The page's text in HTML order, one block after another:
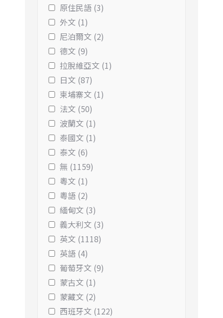
原住民語 (3)
外文 (1)
尼泊爾文 (2)
德文 (9)
拉脫維亞文 (1)
日文 (87)
柬埔寨文 (1)
法文 (50)
波蘭文 (1)
泰國文 (1)
泰文 (6)
無 (1159)
粵文 (1)
粵語 (2)
緬甸文 (3)
義大利文 (3)
英文 (1118)
英語 (4)
葡萄牙文 (9)
蒙古文 (1)
蒙藏文 (2)
西班牙文 (122)